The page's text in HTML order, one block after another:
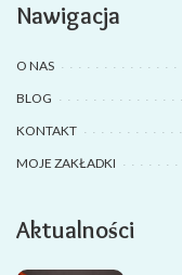
Nawigacja
O NAS
BLOG
KONTAKT
MOJE ZAKŁADKI
Aktualności